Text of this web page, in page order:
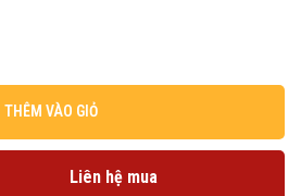
THÊM VÀO GIỎ
Liên hệ mua